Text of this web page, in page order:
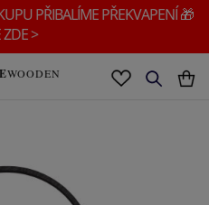
PŘIBALÍME PŘEKVAPENÍ 🎁
ZDE >
WOODEN